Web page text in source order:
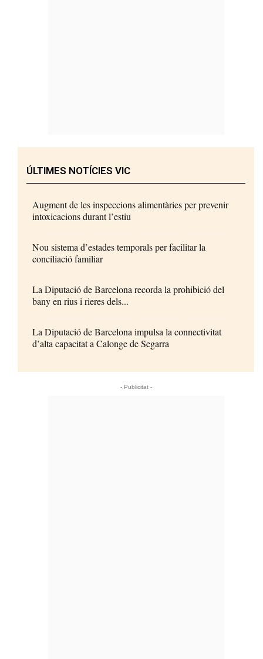
ÚLTIMES NOTÍCIES VIC
Augment de les inspeccions alimentàries per prevenir
intoxicacions durant l’estiu
Nou sistema d’estades temporals per facilitar la
conciliació familiar
La Diputació de Barcelona recorda la prohibició del
bany en rius i rieres dels...
La Diputació de Barcelona impulsa la connectivitat
d’alta capacitat a Calonge de Segarra
- Publicitat -